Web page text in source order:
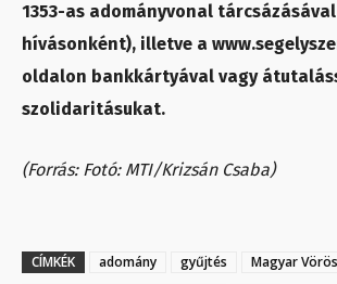
1353-as adományvonal
hívásonként), illetve a
oldalon bankkártyával vagy
szolidaritásukat.
(Forrás: Fotó: MTI/Krizsán Csaba)
CÍMKÉK adomány gyűjtés
Magyar